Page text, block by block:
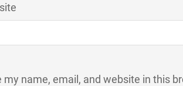
my name, email, and website in this